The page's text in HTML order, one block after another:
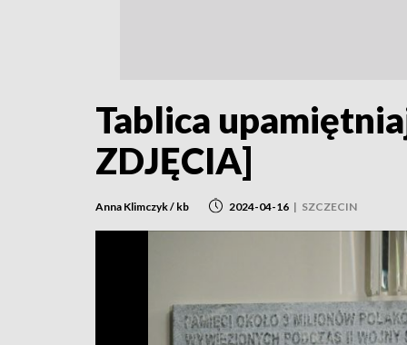
Tablica
ZDJĘCIA]
Anna Klimczyk / kb 2024-04-16 | SZCZECIN